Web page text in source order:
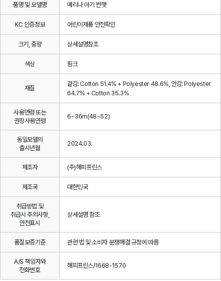
품명 및 모델명 메리나 아기 썬햇
KC 인증정보 어린이제품 안전확인
크기, 중량 상세설명참조
색상 핑크
재질
겉감: Cotton 51.4% + Polyester 48.6%, 안감: Polyester
64.7% + Cotton 35.3%
사용연령 또는
권장사용연령
6~36m(48~52)
동일모델의
출시년월
2024.03.
제조자 (주)해피프린스
제조국 대한민국
취급방법 및
취급시 주의사항,
안전표시
상세설명 참조
품질보증기준 관련 법 및 소비자 분쟁해결 규정에 따름
A/S 책임자와
전화번호
해피프린스/1668-1570